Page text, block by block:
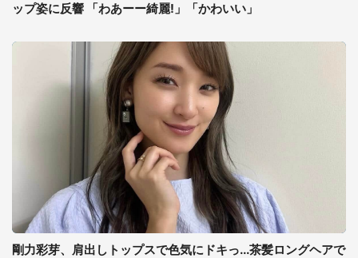
ップ姿に反響 「わあーー綺麗!」「かわいい」
剛力彩芽、肩出しトップスで色気にドキっ...茶髪ロングヘアで